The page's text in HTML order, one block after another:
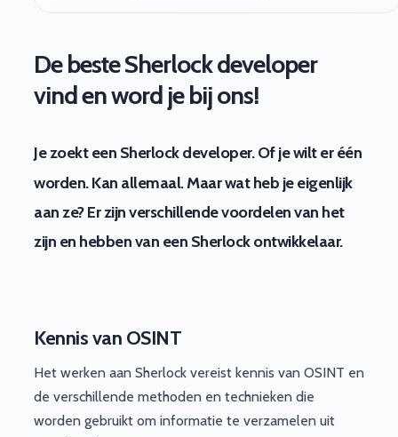
De beste Sherlock developer
vind en word je bij ons!
Je zoekt een Sherlock developer. Of je wilt er één
worden. Kan allemaal. Maar wat heb je eigenlijk
aan ze? Er zijn verschillende voordelen van het
zijn en hebben van een Sherlock ontwikkelaar.
Kennis van OSINT
Het werken aan Sherlock vereist kennis van OSINT en
de verschillende methoden en technieken die
worden gebruikt om informatie te verzamelen uit